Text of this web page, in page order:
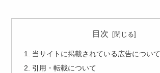
目次
当サイトに掲載されている広告について
引用・転載について